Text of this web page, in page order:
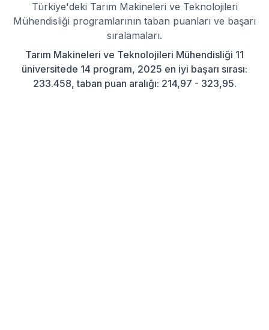
Türkiye'deki Tarım Makineleri ve Teknolojileri
Mühendisliği programlarının taban puanları ve başarı
sıralamaları.
Tarım Makineleri ve Teknolojileri Mühendisliği 11
üniversitede 14 program, 2025 en iyi başarı sırası:
233.458, taban puan aralığı: 214,97 - 323,95.